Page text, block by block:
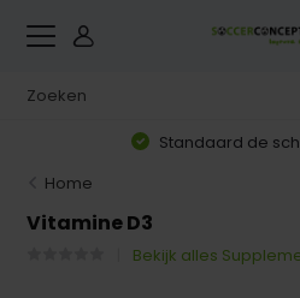
Standaard de
Home
Vitamine D3
Bekijk alles